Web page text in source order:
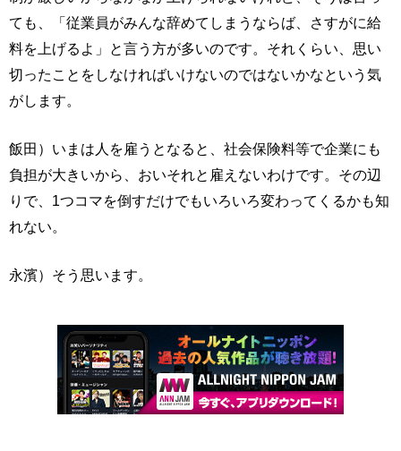
ても、「従業員がみんな辞めてしまうならば、さすがに給
料を上げるよ」と言う方が多いのです。それくらい、思い
切ったことをしなければいけないのではないかなという気
がします。
飯田）いまは人を雇うとなると、社会保険料等で企業にも
負担が大きいから、おいそれと雇えないわけです。その辺
りで、1つコマを倒すだけでもいろいろ変わってくるかも知
れない。
永濱）そう思います。